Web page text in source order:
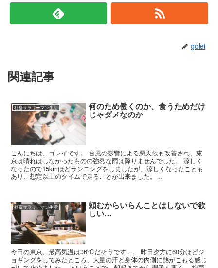
golei
関連記事
社畜サラリーマン生活 何のため働くのか、食うためだけ
じゃダメなのか
こんにちは、ゴレイです。 台風の影響による悪天候も改善され、東
京は晴れはしなかったものの強烈な雨は降りませんでした。 涼しく
なったので15kmほどランニングをしましたが、涼しくなったことも
あり、想定以上のタイムで走ることが出来ました。 ...
社畜サラリーマン生活 頼むからいらんことはしないで欲
しい…
今日の東京、最高気温は36℃だそうです…。 昨日夕方に60分ほどジ
ョギングをしてみたところ、大量の汗と身体の内側に熱がこもる感じ